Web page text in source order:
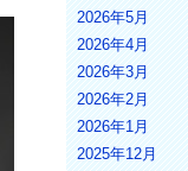
2026年5月
2026年4月
2026年3月
2026年2月
2026年1月
2025年12月